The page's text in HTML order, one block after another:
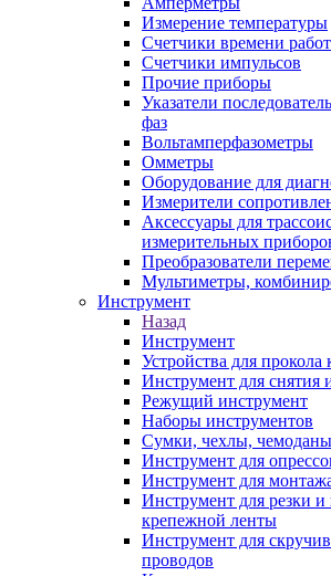
Измерение температуры
Счетчики времени
Счетчики импульсов
Прочие приборы
Указатели
фаз
Вольтамперфазометры
Омметры
Оборудование для
Измерители
Аксессуары для
измерительных
Преобразователи
Мультиметры,
Инструмент
Назад
Инструмент
Устройства для прокола
Инструмент для снятия
Режущий инструмент
Наборы инструментов
Сумки, чехлы,
Инструмент для
Инструмент для
Инструмент для резки и
крепежной ленты
Инструмент для
проводов